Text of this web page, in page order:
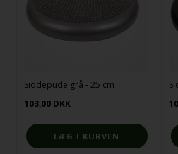
Siddepude grå - 25 cm
103,00 DKK